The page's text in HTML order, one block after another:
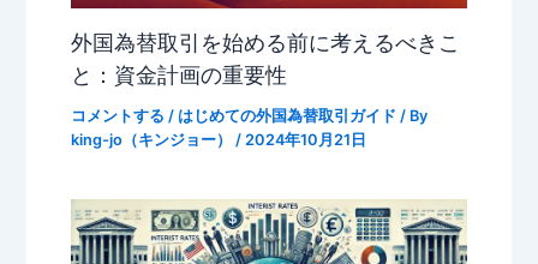
外国為替取引を始める前に考えるべきこ
と：資金計画の重要性
コメントする / はじめての外国為替取引ガイド / By
king-jo（キンジョー） / 2024年10月21日